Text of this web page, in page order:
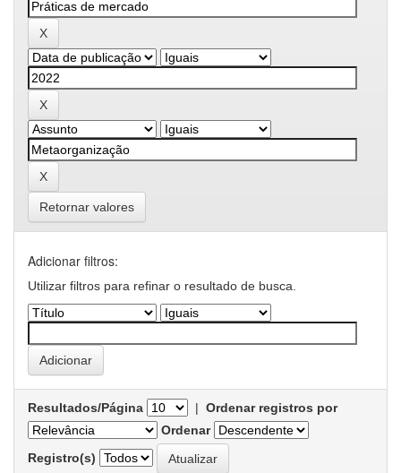
Retornar valores
Adicionar filtros:
Utilizar filtros para refinar o resultado de busca.
Resultados/Página | Ordenar registros por
Ordenar
Registro(s)